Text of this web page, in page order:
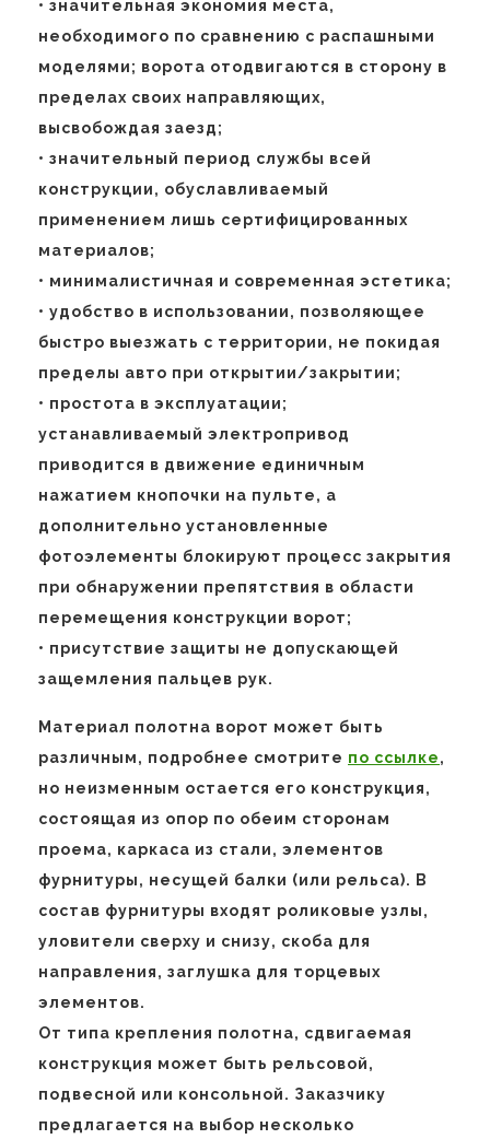
• значительная экономия места,
необходимого по сравнению с распашными
моделями; ворота отодвигаются в сторону в
пределах своих направляющих,
высвобождая заезд;
• значительный период службы всей
конструкции, обуславливаемый
применением лишь сертифицированных
материалов;
• минималистичная и современная эстетика;
• удобство в использовании, позволяющее
быстро выезжать с территории, не покидая
пределы авто при открытии/закрытии;
• простота в эксплуатации;
устанавливаемый электропривод
приводится в движение единичным
нажатием кнопочки на пульте, а
дополнительно установленные
фотоэлементы блокируют процесс закрытия
при обнаружении препятствия в области
перемещения конструкции ворот;
• присутствие защиты не допускающей
защемления пальцев рук.
Материал полотна ворот может быть
различным, подробнее смотрите по ссылке,
но неизменным остается его конструкция,
состоящая из опор по обеим сторонам
проема, каркаса из стали, элементов
фурнитуры, несущей балки (или рельса). В
состав фурнитуры входят роликовые узлы,
уловители сверху и снизу, скоба для
направления, заглушка для торцевых
элементов.
От типа крепления полотна, сдвигаемая
конструкция может быть рельсовой,
подвесной или консольной. Заказчику
предлагается на выбор несколько